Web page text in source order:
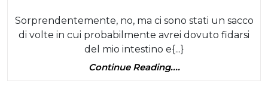
lasciato
nel
Sorprendentemente, no, ma ci sono stati un sacco
di volte in cui probabilmente avrei dovuto fidarsi
del mio intestino e{...}
Continue Reading....Continue